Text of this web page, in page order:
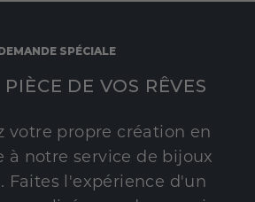
SPÉCIALE
DE VOS RÊVES
votre propre création en
à notre service de bijoux
Faites l'expérience d'un